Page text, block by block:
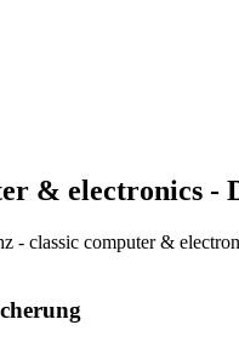
& electronics -
- classic computer &